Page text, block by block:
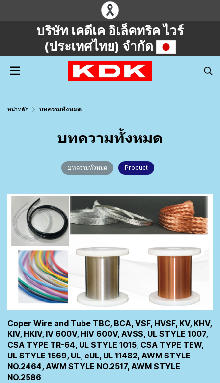
บริษัท เคดีเค อิเล็คทริค ไวร์
(ประเทศไทย) จำกัด
หน้าหลัก บทความทั้งหมด
บทความทั้งหมด
บทความทั้งหมด Product
Coper Wire and Tube TBC, BCA, VSF, HVSF, KV, KHV,
KIV, HKIV, IV 600V, HIV 600V, AVSS, UL STYLE 1007,
CSA TYPE TR-64, UL STYLE 1015, CSA TYPE TEW,
UL STYLE 1569, UL, cUL, UL 11482, AWM STYLE
NO.2464, AWM STYLE NO.2517, AWM STYLE
NO.2586